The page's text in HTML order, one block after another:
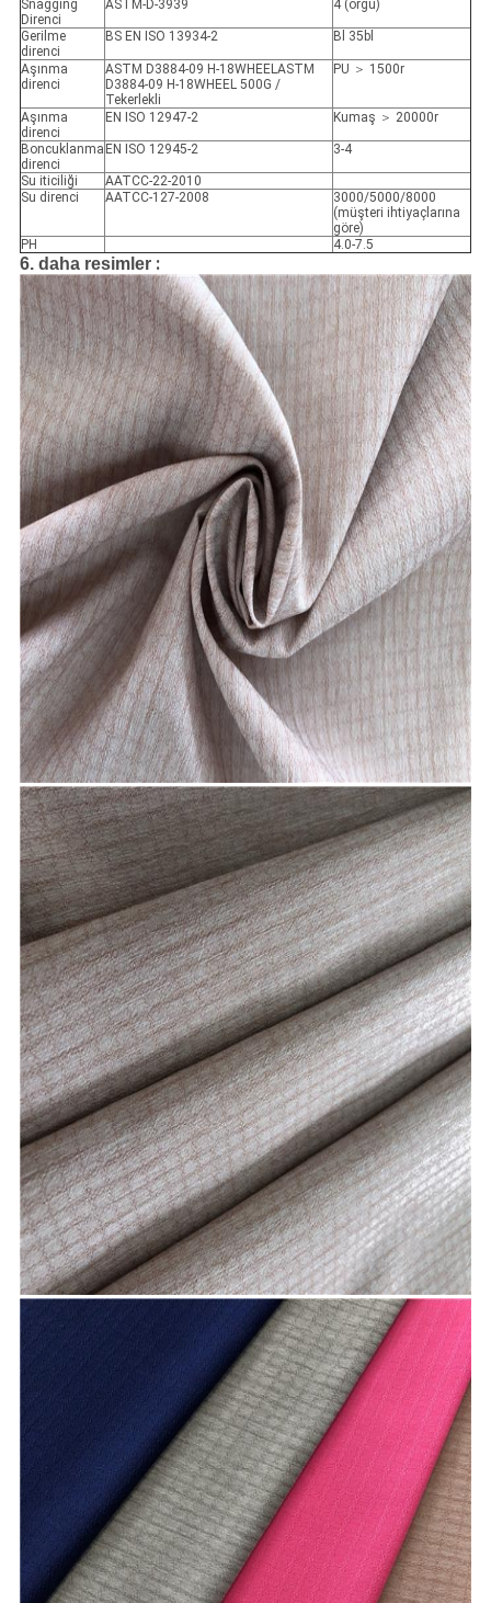
Snagging
Direnci
ASTM-D-3939 4 (örgü)
Gerilme
direnci
BS EN ISO 13934-2 Bl 35bl
Aşınma
direnci
ASTM D3884-09 H-18WHEELASTM
D3884-09 H-18WHEEL 500G /
Tekerlekli
PU ＞ 1500r
Aşınma
direnci
EN ISO 12947-2 Kumaş ＞ 20000r
Boncuklanma
direnci
EN ISO 12945-2 3-4
Su iticiliği
AATCC-22-2010
Su direnci
AATCC-127-2008
3000/5000/8000
(müşteri ihtiyaçlarına
göre)
PH
4.0-7.5
6. daha resimler: